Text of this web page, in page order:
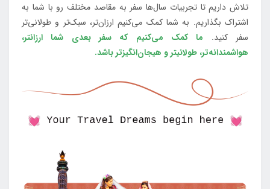
تلاش داریم تا تجربیات سال‌ها سفر به مقاصد مختلف رو با شما به
اشتراک بگذاریم. به شما کمک می‌کنیم ارزان‌تر، سبک‌تر و طولانی‌تر
سفر کنید. ما کمک می‌کنیم که سفر بعدی شما ارزانتر،
هواشمندانه‌تر، طولانی‎تر و هیجان‌انگیزتر باشد.